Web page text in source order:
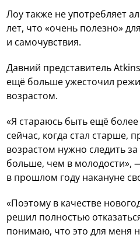
Лоу также не употребляет
лет, что «очень полезно»
и самочувствия.
Давний представитель
ещё больше ужесточил
возрастом.
«Я стараюсь быть ещё
сейчас, когда стал старше,
возрастом нужно следить
больше, чем в молодости»,
в прошлом году накануне
«Поэтому в качестве
решил полностью
понимаю, что это для меня